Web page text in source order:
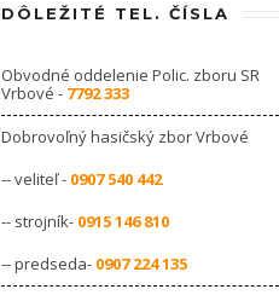
DÔLEŽITÉ TEL. ČÍSLA
Obvodné oddelenie Polic. zboru SR
Vrbové - 7792 333
Dobrovoľný hasičský zbor Vrbové
-- veliteľ - 0907 540 442
-- strojník- 0915 146 810
-- predseda- 0907 224 135